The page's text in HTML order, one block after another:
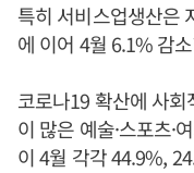
특히 서비스업생산은
에 이어 4월 6.1% 감
코로나19 확산에 사
이 많은 예술·스포츠·
이 4월 각각 44.9%,